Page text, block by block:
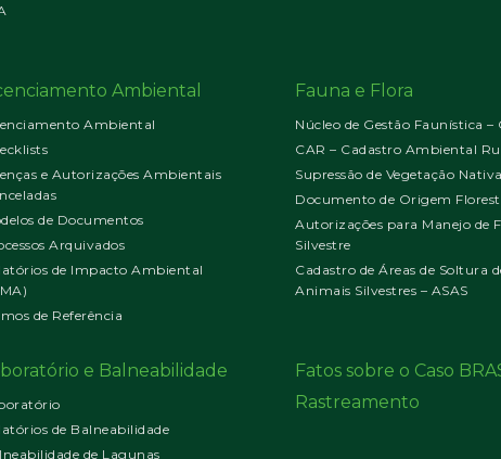
Ambiental
Ambiental
e Autorizações Ambientais
de Documentos
Arquivados
de Impacto Ambiental
de Referência
Fauna e Flora
Núcleo de Gestão Faunística –
CAR – Cadastro Ambiental
Supressão de Vegetação Nativa
Documento de Origem
Autorizações para Manejo de
Silvestre
Cadastro de Áreas de Soltura
Animais Silvestres – ASAS
e Balneabilidade
de Balneabilidade
de Lagunas
Fatos sobre o Caso
Rastreamento